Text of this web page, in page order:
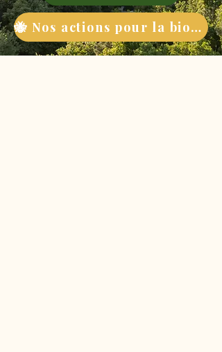
🐝 Nos actions pour la biodiversité